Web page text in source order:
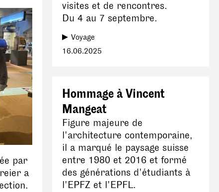
par
a
visites et de rencontres.
Du 4 au 7 septembre.
Voyage
16.06.2025
Hommage à Vincent
Mangeat
Figure majeure de
l'architecture contemporaine,
il a marqué le paysage suisse
entre 1980 et 2016 et formé
des générations d'étudiants à
l'EPFZ et l'EPFL.